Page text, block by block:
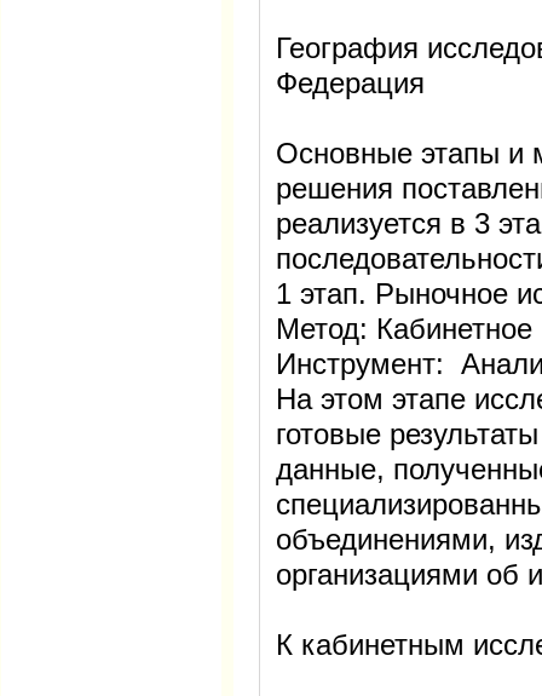
География
Федерация
Основные этапы и
решения
реализуется в 3
1 этап. Рыночное
Метод: Кабинетное
Инструмент:
На этом этапе
готовые
данные,
объединениями,
организациями об
К кабинетным